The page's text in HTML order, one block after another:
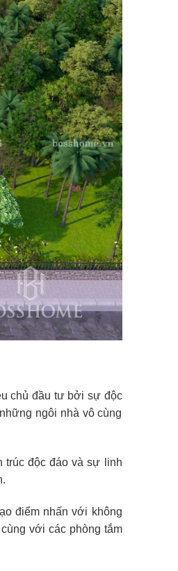
chủ đầu tư bởi sự độc
ngôi nhà vô cùng
trúc độc đáo và sự linh
điểm nhấn với không
với các phòng tắm